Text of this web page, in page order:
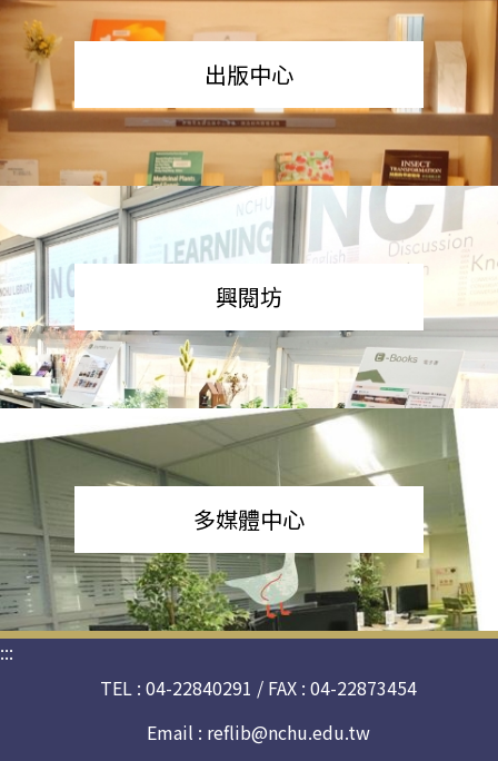
出版中心
興閱坊
多媒體中心
:::
TEL : 04-22840291 / FAX : 04-22873454
Email : reflib@nchu.edu.tw